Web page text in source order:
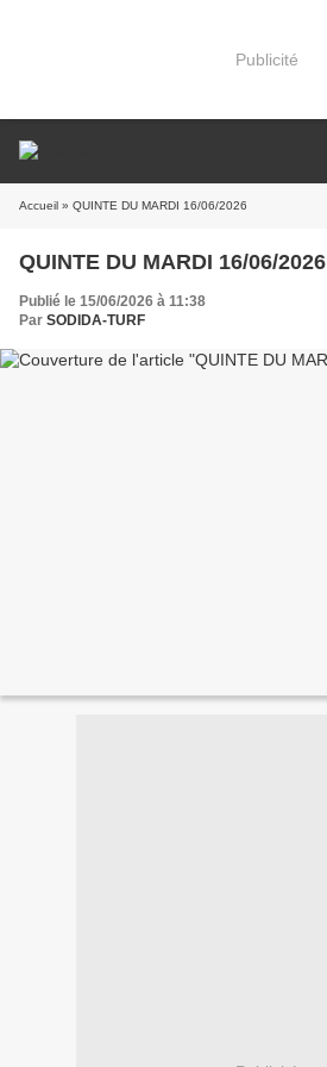
Publicité
Accueil » QUINTE DU MARDI 16/06/2026
QUINTE DU MARDI 16/06/2026
Publié le 15/06/2026 à 11:38
Par SODIDA-TURF